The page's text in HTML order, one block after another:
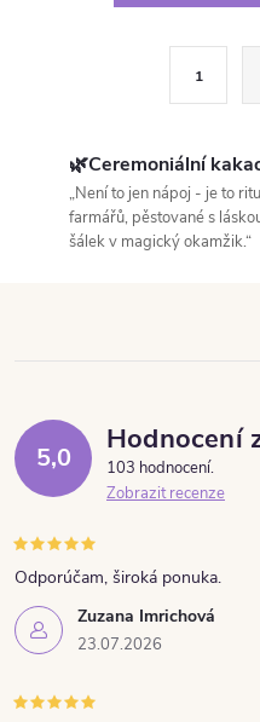
1
🌿Ceremoniální
„Není to jen nápoj - je to
farmářů, pěstované s
šálek v magický okamžik.“
5,0
Hodnocení
103 hodnocení
Zobrazit recenze
Zuzana Imrichová
23.07.2026
Odporúčam, široká ponuka.